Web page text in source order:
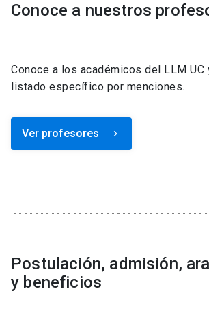
Conoce a nuestros
Conoce a los académicos del LLM UC
listado específico por menciones.
Ver profesores keyboard_arrow_right
Postulación, admisión,
y beneficios